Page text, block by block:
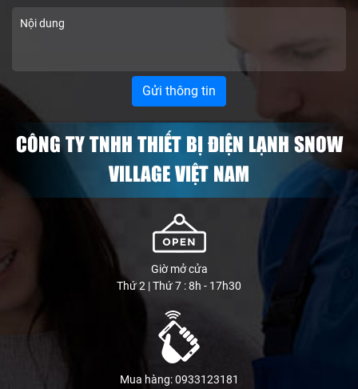
CÔNG TY TNHH THIẾT BỊ ĐIỆN LẠNH SNOW
VILLAGE VIỆT NAM
Giờ mở cửa
Thứ 2 | Thứ 7 : 8h - 17h30
Mua hàng: 0933123181